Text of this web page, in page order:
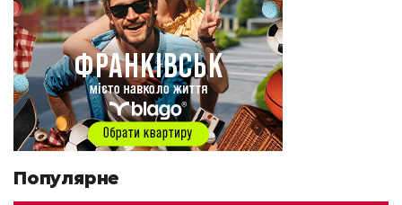
Популярне